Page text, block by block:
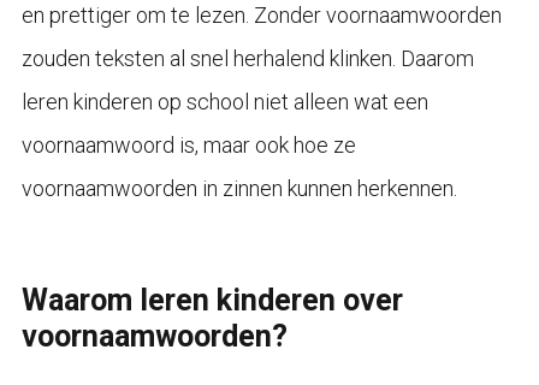
en prettiger om te lezen. Zonder voornaamwoorden
zouden teksten al snel herhalend klinken. Daarom
leren kinderen op school niet alleen wat een
voornaamwoord is, maar ook hoe ze
voornaamwoorden in zinnen kunnen herkennen.
Waarom leren kinderen over
voornaamwoorden?